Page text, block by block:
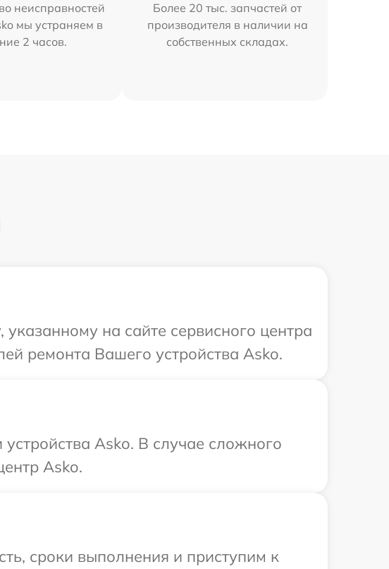
неисправностей
мы устраняем в
2 часов.
Более 20 тыс. запчастей от
производителя в наличии на
собственных складах.
на сайте сервисного центра
ремонта Вашего устройства Asko.
Asko. В случае сложного
Asko.
сроки выполнения и приступим к